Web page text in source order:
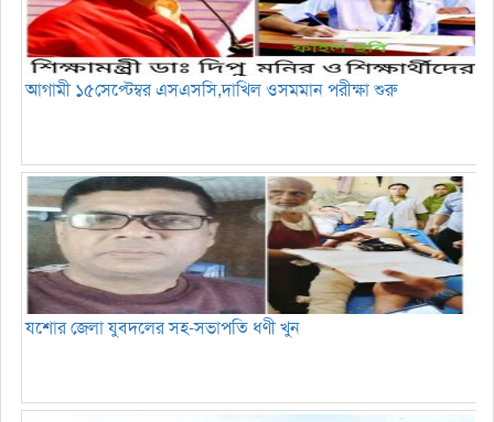
আগামী ১৫সেপ্টেম্বর এসএসসি,দাখিল ওসমমান পরীক্ষা শুরু
যশোর জেলা যুবদলের সহ-সভাপতি ধণী খুন